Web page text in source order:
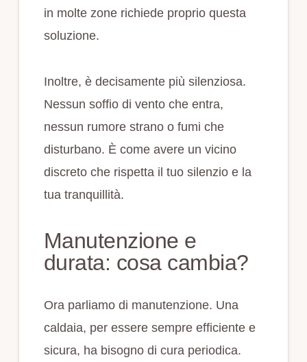
in molte zone richiede proprio questa
soluzione.
Inoltre, è decisamente più silenziosa.
Nessun soffio di vento che entra,
nessun rumore strano o fumi che
disturbano. È come avere un vicino
discreto che rispetta il tuo silenzio e la
tua tranquillità.
Manutenzione e
durata: cosa cambia?
Ora parliamo di manutenzione. Una
caldaia, per essere sempre efficiente e
sicura, ha bisogno di cura periodica.